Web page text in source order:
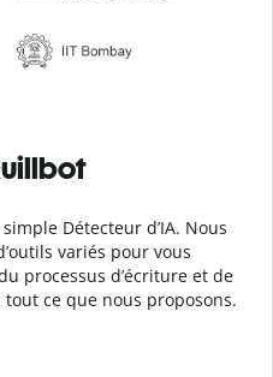
Détecteur d’IA. Nous
variés pour vous
processus d’écriture et de
ce que nous proposons.